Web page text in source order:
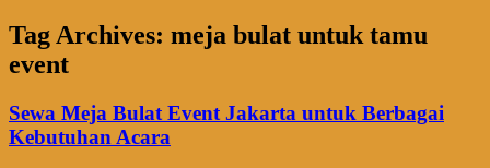
Tag Archives: meja bulat untuk tamu
event
Sewa Meja Bulat Event Jakarta untuk Berbagai
Kebutuhan Acara